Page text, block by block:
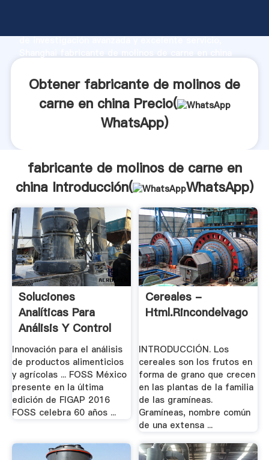
de investigación avanzada y excelente servicio,
clientes.
Obtener fabricante de molinos de
carne en china Precio(
WhatsApp)
fabricante de molinos de carne en
china Introducción(
WhatsApp)
Soluciones
Analíticas Para
Análisis Y Control
De .
Innovación para el análisis
de productos alimenticios
y agrícolas ... FOSS México
presente en la última
edición de FIGAP 2016
FOSS celebra 60 años ...
Cereales -
Html.rincondelvago
INTRODUCCIÓN. Los
cereales son los frutos en
forma de grano que crecen
en las plantas de la familia
de las gramíneas.
Gramíneas, nombre común
de una extensa ...